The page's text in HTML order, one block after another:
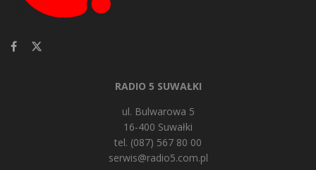
RADIO 5 SUWAŁKI
ul. Bulwarowa 5
16-400 Suwałki
tel. (087) 567 80 00
serwis@radio5.com.pl